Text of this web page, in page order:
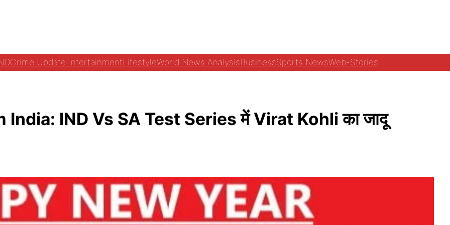
Crime UpdateEntertainmentLifestyleWorld News AnalysisBusinessSports NewsWeb-Stories
India: IND Vs SA Test Series में Virat Kohli का जादू